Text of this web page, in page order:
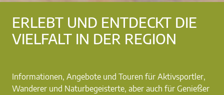
ERLEBT UND ENTDECKT DIE
VIELFALT IN DER REGION
Informationen, Angebote und Touren für Aktivsportler,
Wanderer und Naturbegeisterte, aber auch für Genießer